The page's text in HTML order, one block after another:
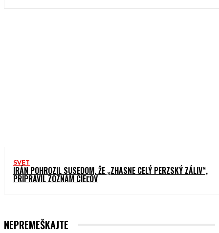
SVET
IRÁN POHROZIL SUSEDOM, ŽE „ZHASNE CELÝ PERZSKÝ ZÁLIV“,
PRIPRAVIL ZOZNAM CIEĽOV
NEPREMEŠKAJTE